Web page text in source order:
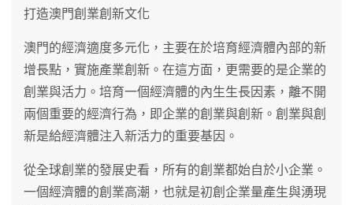
打造澳門創業創新文化
澳門的經濟適度多元化，主要在於培育經濟體內部的新
增長點，實施產業創新。在這方面，更需要的是企業的
創業與活力。培育一個經濟體的內生生長因素，離不開
兩個重要的經濟行為，即企業的創業與創新。創業與創
新是給經濟體注入新活力的重要基因。
從全球創業的發展史看，所有的創業都始自於小企業。
一個經濟體的創業高潮，也就是初創企業量產生與湧現